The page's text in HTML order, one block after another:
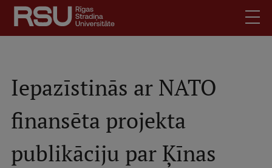
Pārlekt
galveno
saturu
Mobile
augšējā
izvēlne
Studentiem
Absolventiem
Iepazīstinās ar NATO
finansēta projekta
publikāciju par Ķīnas